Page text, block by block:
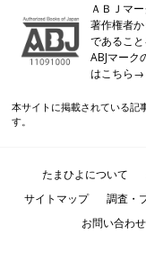
ＡＢＪマ
著作権者
であるこ
ABJマーク
はこち
本サイトに掲載されている記
す。
たまひよについて
サイトマップ
調査・
お問い合わせ